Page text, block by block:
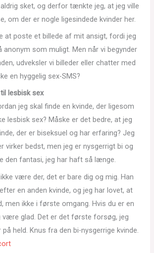
sket, og derfor tænkte jeg, at jeg ville
om der er nogle ligesindede kvinder her.
at poste et billede af mit ansigt, fordi jeg
anonym som muligt. Men når vi begynder
udveksler vi billeder eller chatter med
en hyggelig sex-SMS?
lesbisk sex
jeg skal finde en kvinde, der ligesom
lesbisk sex? Måske er det bedre, at jeg
der er biseksuel og har erfaring? Jeg
virker bedst, men jeg er nysgerrigt bi og
den fantasi, jeg har haft så længe.
være der, det er bare dig og mig. Han
en anden kvinde, og jeg har lovet, at
men ikke i første omgang. Hvis du er en
være glad. Det er det første forsøg, jeg
på held. Knus fra den bi-nysgerrige kvinde.